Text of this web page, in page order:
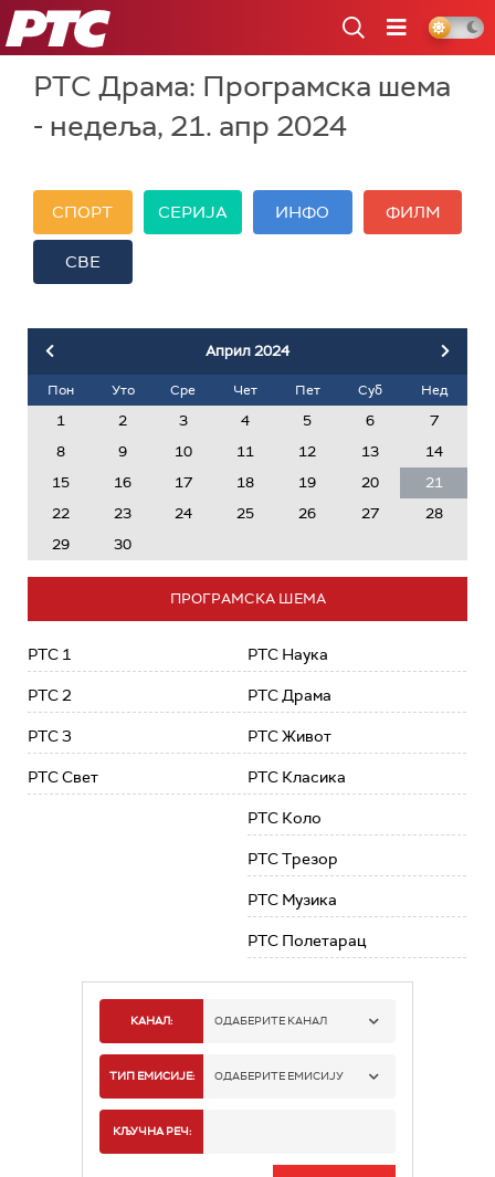
РТС
РТС Драма: Програмска шема
- недеља, 21. апр 2024
СПОРТ СЕРИЈА ИНФО ФИЛМ
СВЕ
Април2024
Пон Уто Сре Чет Пет Суб Нед
1 2 3 4 5 6
7
8
9 10 11 12 13
14
15
16 17 18 19 20
21
22
23 24 25 26 27
28
29
30
ПРОГРАМСКА ШЕМА
РТС 1
РТС 2
РТС 3
РТС Свет
РТС Наука
РТС Драма
РТС Живот
РТС Класика
РТС Коло
РТС Трезор
РТС Музика
РТС Полетарац
КАНАЛ: ОДАБЕРИТЕ КАНАЛ
РТС 1
РТС 3
ТИП ЕМИСИЈЕ: ОДАБЕРИТЕ ЕМИСИЈУ
КЉУЧНА РЕЧ: